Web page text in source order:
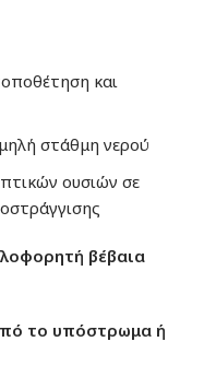
και
στάθμη νερού
ουσιών σε
βέβαια
το υπόστρωμα ή